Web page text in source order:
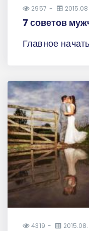
2957
7 советов
Главное
4319